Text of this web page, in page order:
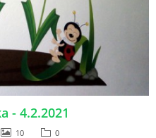
- 4.2.2021
10 0